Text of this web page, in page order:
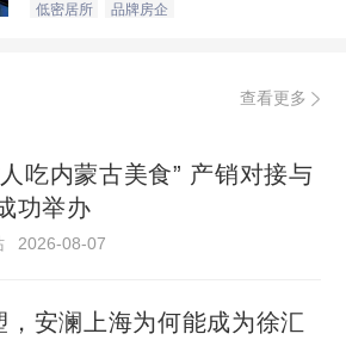
低密居所 品牌房企
查看更多
吃内蒙古美食” 产销对接与
功举办
2026-08-07
，安澜上海为何能成为徐汇